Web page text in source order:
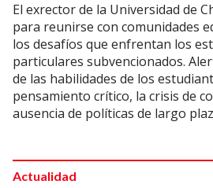
El exrector de la Universidad de
para reunirse con comunidades
los desafíos que enfrentan los
particulares subvencionados.
de las habilidades de los
pensamiento crítico, la crisis de
ausencia de políticas de largo
Actualidad